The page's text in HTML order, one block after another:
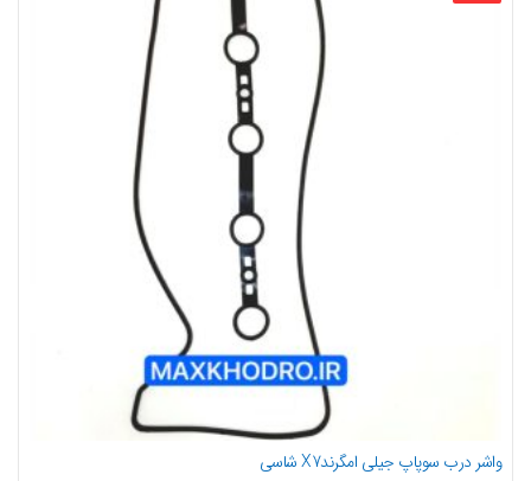
واشر درب سوپاپ جیلی امگرندX7 شاسی